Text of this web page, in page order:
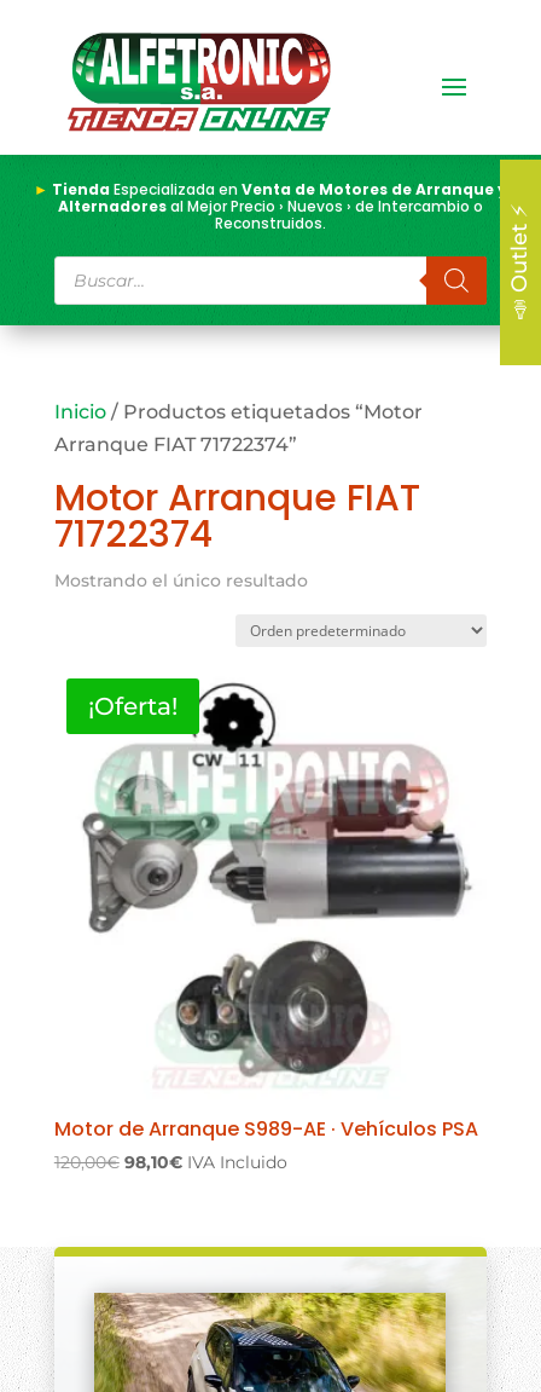
► TiendaEspecializada enVenta de Motores de Arranque y
Alternadoresal Mejor Precio › Nuevos › de Intercambio o
Reconstruidos.
Búsqueda
de
productos
Inicio/ Productos etiquetados “Motor
Arranque FIAT 71722374”
Motor Arranque FIAT
71722374
Mostrando el único resultado
¡Oferta!
Motor de Arranque S989-AE · Vehículos PSA
120,00€ El
era:
98,10€El
es:
IVA Incluido
📣 Outlet ⚡